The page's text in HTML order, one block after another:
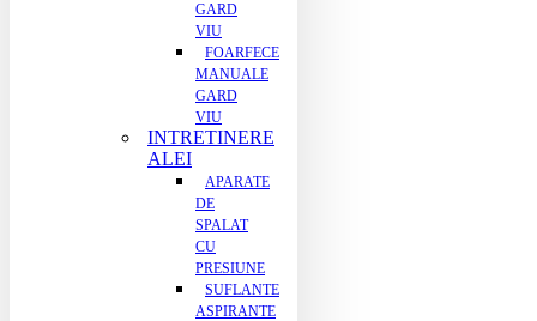
GARD
VIU
FOARFECE
MANUALE
GARD
VIU
INTRETINERE
ALEI
APARATE
DE
SPALAT
CU
PRESIUNE
SUFLANTE
ASPIRANTE